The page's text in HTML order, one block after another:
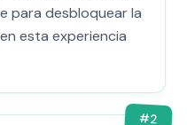
para desbloquear la
esta experiencia
#2